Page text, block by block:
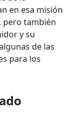
en esa misión
pero también
y su
de las
para los